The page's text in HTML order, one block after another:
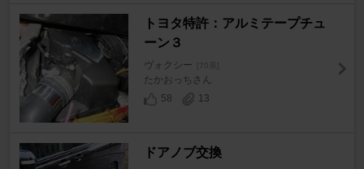
トヨタ特許：アルミテープチュ
ーン３
ヴォクシー [70系]
たかおっちさん
58
13
ドアノブ交換